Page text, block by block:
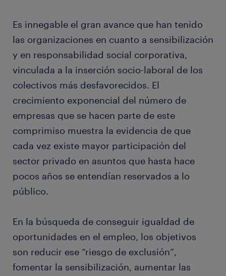
Es innegable el gran avance que han tenido
las organizaciones en cuanto a sensibilización
y en responsabilidad social corporativa,
vinculada a la inserción socio-laboral de los
colectivos más desfavorecidos. El
crecimiento exponencial del número de
empresas que se hacen parte de este
comprimiso muestra la evidencia de que
cada vez existe mayor participación del
sector privado en asuntos que hasta hace
pocos años se entendían reservados a lo
público.
En la búsqueda de conseguir igualdad de
oportunidades en el empleo, los objetivos
son reducir ese “riesgo de exclusión”,
fomentar la sensibilización, aumentar las